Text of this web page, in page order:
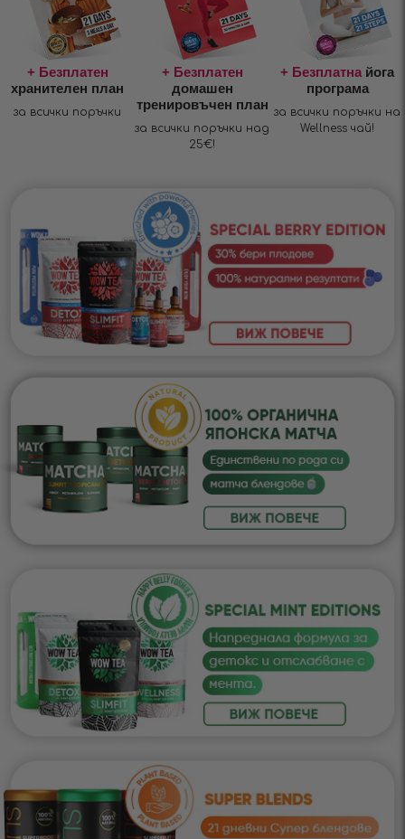
+ Безплатен
хранителен план
за всички поръчки
+ Безплатен
домашен
тренировъчен план
за всички поръчки над
25€!
+ Безплатна йога
програма
за всички поръчки на
Wellness чай!